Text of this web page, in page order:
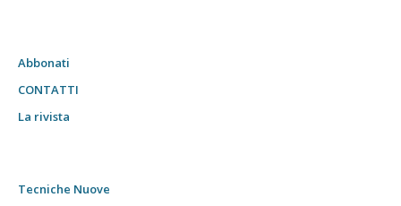
Abbonati
CONTATTI
La rivista
Tecniche Nuove